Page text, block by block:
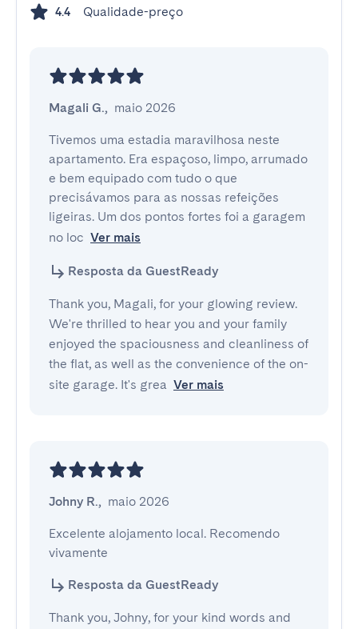
4.4 Qualidade-preço
Magali G., maio 2026
Tivemos uma estadia maravilhosa neste
apartamento. Era espaçoso, limpo, arrumado
e bem equipado com tudo o que
precisávamos para as nossas refeições
ligeiras. Um dos pontos fortes foi a garagem
no loc Ver mais
Resposta da GuestReady
Thank you, Magali, for your glowing review.
We're thrilled to hear you and your family
enjoyed the spaciousness and cleanliness of
the flat, as well as the convenience of the on-
site garage. It's grea Ver mais
Johny R., maio 2026
Excelente alojamento local. Recomendo
vivamente
Resposta da GuestReady
Thank you, Johny, for your kind words and